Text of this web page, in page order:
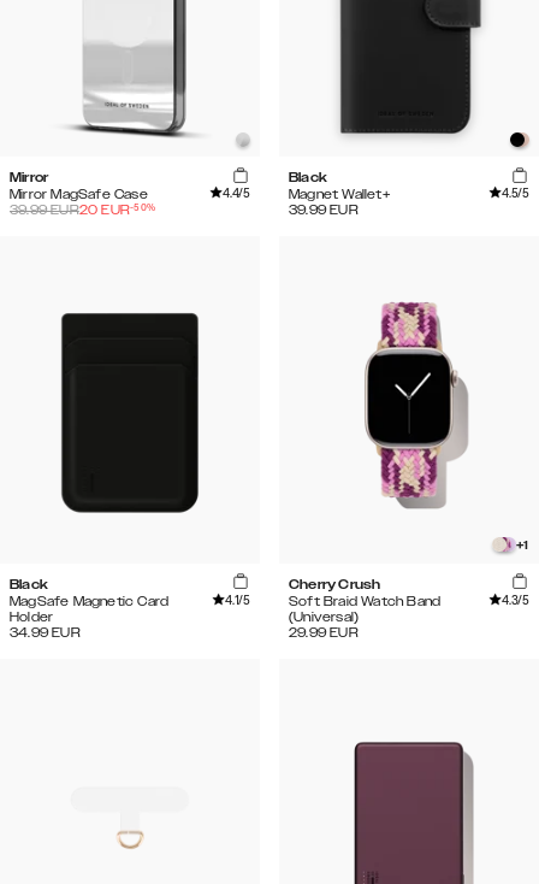
Mirror
Mirror MagSafe Case
4.4/5
39.99EUR20 EUR-50%
Black
Magnet Wallet+
4.5/5
39.99 EUR
Black
MagSafe Magnetic Card
Holder
4.1/5
34.99 EUR
+1
Cherry Crush
Soft Braid Watch Band
(Universal)
4.3/5
29.99 EUR